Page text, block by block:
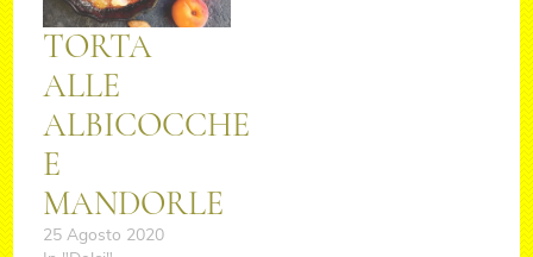
TORTA
ALLE
ALBICOCCHE
E
MANDORLE
25 Agosto 2020